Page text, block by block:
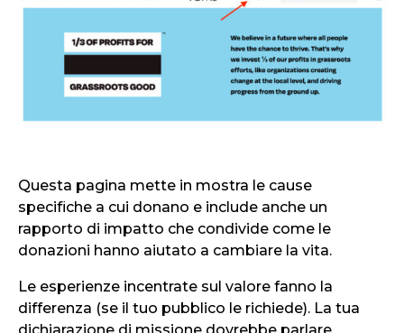
Questa pagina mette in mostra le cause
specifiche a cui donano e include anche un
rapporto di impatto che condivide come le
donazioni hanno aiutato a cambiare la vita.
Le esperienze incentrate sul valore fanno la
differenza (se il tuo pubblico le richiede). La tua